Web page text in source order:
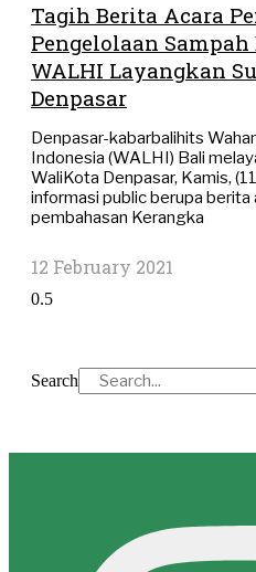
Tagih Berita Acara
Pengelolaan
WALHI Layangkan
Denpasar
Denpasar-kabarbalihits
Indonesia (WALHI) Bali
WaliKota Denpasar, Kamis,
informasi public berupa
pembahasan Kerangka
12 February 2021
Search